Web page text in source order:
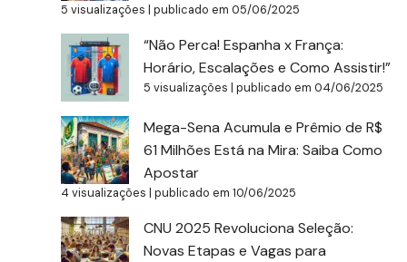
5 visualizações |publicado em 05/06/2025
“Não Perca! Espanha x França:
Horário, Escalações e Como Assistir!”
5 visualizações |publicado em 04/06/2025
Mega-Sena Acumula e Prêmio de R$
61 Milhões Está na Mira: Saiba Como
Apostar
4 visualizações |publicado em 10/06/2025
CNU 2025 Revoluciona Seleção:
Novas Etapas e Vagas para